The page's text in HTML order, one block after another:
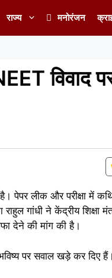
राज्य मनोरंजन
विवाद
पेपर लीक और परीक्षा में
गांधी ने केंद्रीय शिक्षा
देने की मांग की है।
पर सवाल खड़े कर दिए